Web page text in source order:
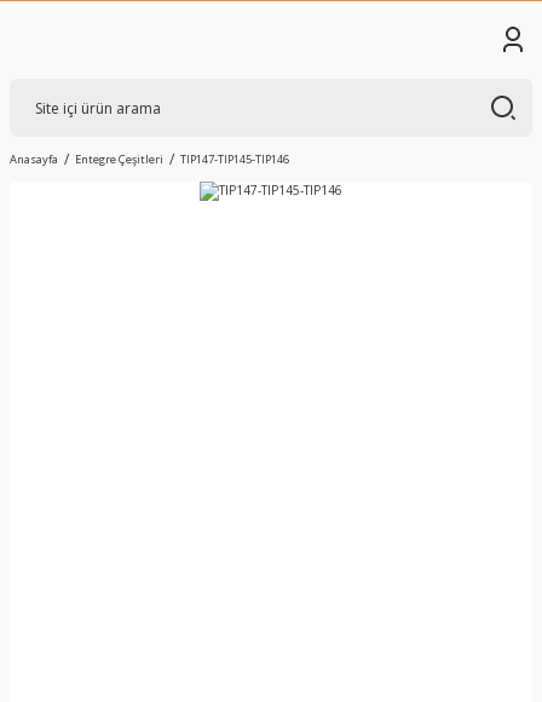
Anasayfa Entegre Çeşitleri TIP147-TIP145-TIP146